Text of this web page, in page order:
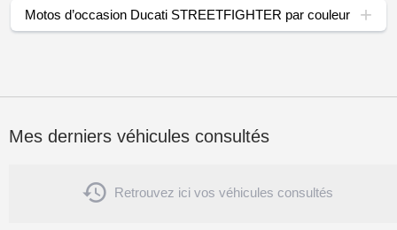
Motos d’occasion Ducati STREETFIGHTER par couleur
Mes derniers véhicules consultés
 Retrouvez ici vos véhicules consultés